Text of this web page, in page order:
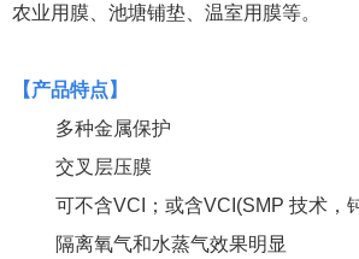
农业用膜、池塘铺垫、温室用膜等。
【产品特点 】
多种金属保护
交叉层压膜
可不含VCI
；或含VCI(SMP 技术，
隔离氧气和水蒸气效果明显